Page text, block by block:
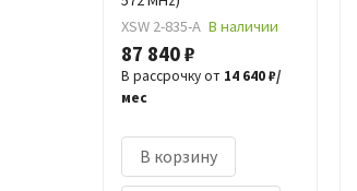
XSW 2-835-A В наличии
87 840 ₽
В рассрочку от 14 640 ₽/
мес
В корзину